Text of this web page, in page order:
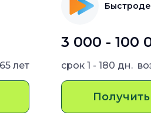
лет
3 000 - 100
срок 1 - 180 дн.